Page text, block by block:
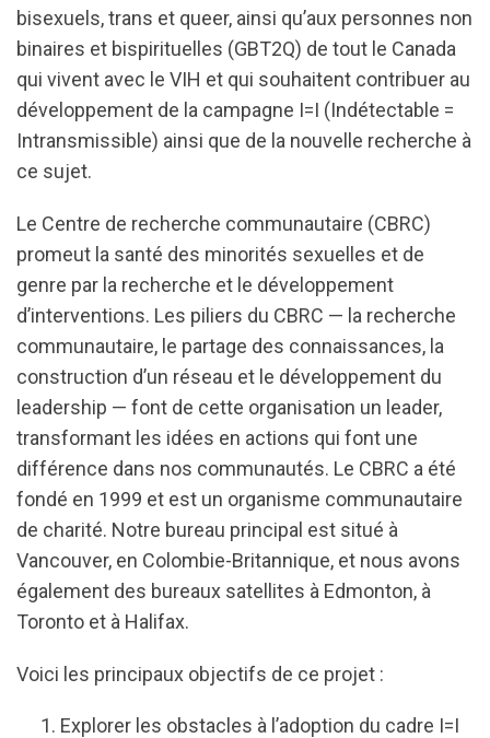
bisexuels, trans et queer, ainsi qu’aux personnes non
binaires et bispirituelles (GBT2Q) de tout le Canada
qui vivent avec le VIH et qui souhaitent contribuer au
développement de la campagne I=I (Indétectable =
Intransmissible) ainsi que de la nouvelle recherche à
ce sujet.
Le Centre de recherche communautaire (CBRC)
promeut la santé des minorités sexuelles et de
genre par la recherche et le développement
d’interventions. Les piliers du CBRC — la recherche
communautaire, le partage des connaissances, la
construction d’un réseau et le développement du
leadership — font de cette organisation un leader,
transformant les idées en actions qui font une
différence dans nos communautés. Le CBRC a été
fondé en 1999 et est un organisme communautaire
de charité. Notre bureau principal est situé à
Vancouver, en Colombie-Britannique, et nous avons
également des bureaux satellites à Edmonton, à
Toronto et à Halifax.
Voici les principaux objectifs de ce projet :
Explorer les obstacles à l’adoption du cadre I=I